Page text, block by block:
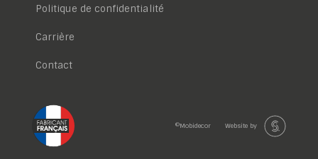
Politique de confidentialité
Carrière
Contact
©Mobidecor Website by